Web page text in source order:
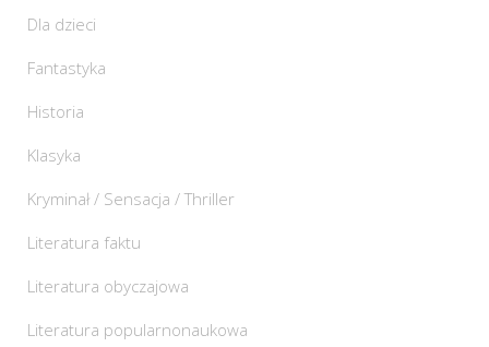
Dla dzieci
Fantastyka
Historia
Klasyka
Kryminał / Sensacja / Thriller
Literatura faktu
Literatura obyczajowa
Literatura popularnonaukowa